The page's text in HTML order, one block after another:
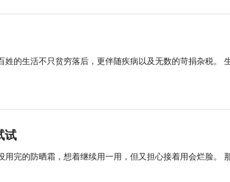
的生活不只贫穷落后，更伴随疾病以及无数的苛捐杂税。
试
完的防晒霜，想着继续用一用，但又担心接着用会烂脸。